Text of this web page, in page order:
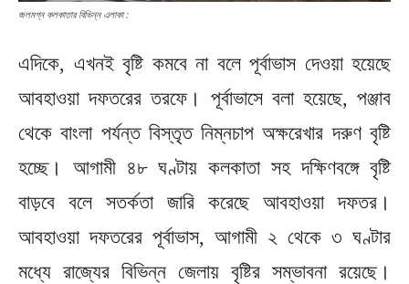
জলমগ্ন কলকাতার বিভিন্ন এলাকা :
এদিকে, এখনই বৃষ্টি কমবে না বলে পূর্বাভাস দেওয়া হয়েছে
আবহাওয়া দফতরের তরফে। পূর্বাভাসে বলা হয়েছে, পঞ্জাব
থেকে বাংলা পর্যন্ত বিস্তৃত নিম্নচাপ অক্ষরেখার দরুণ বৃষ্টি
হচ্ছে। আগামী ৪৮ ঘণ্টায় কলকাতা সহ দক্ষিণবঙ্গে বৃষ্টি
বাড়বে বলে সতর্কতা জারি করেছে আবহাওয়া দফতর।
আবহাওয়া দফতরের পূর্বাভাস, আগামী ২ থেকে ৩ ঘণ্টার
মধ্যে রাজ্যের বিভিন্ন জেলায় বৃষ্টির সম্ভাবনা রয়েছে।